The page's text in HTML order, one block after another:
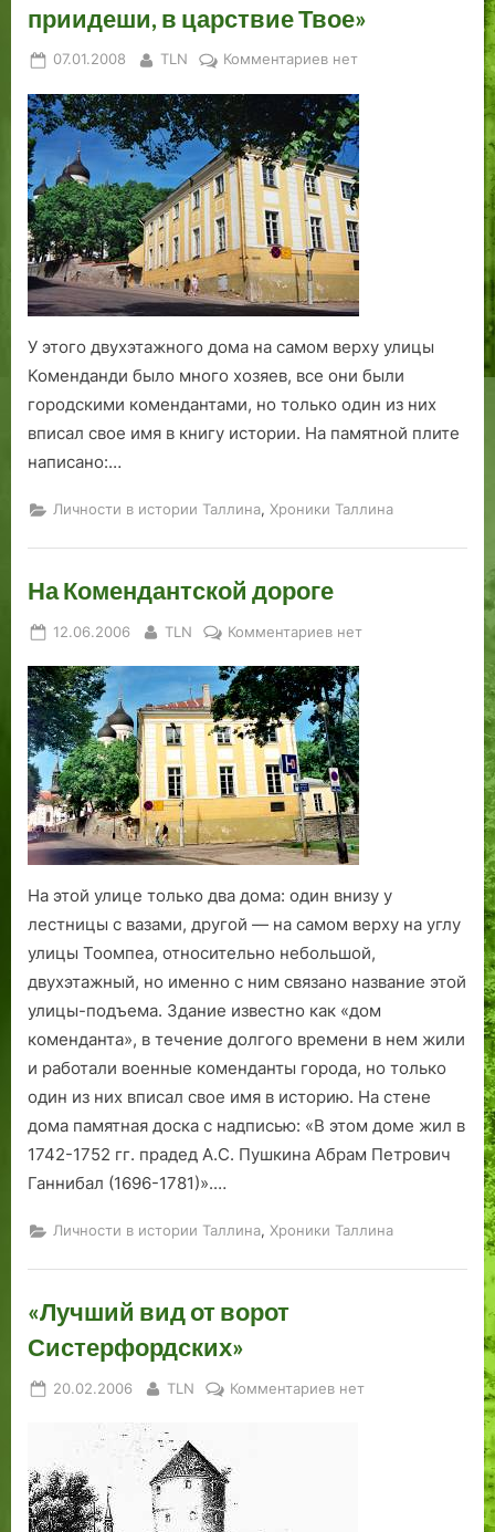
приидеши, в царствие Твое»
Posted
07.01.2008 By
TLN Комментариевк
«Помяни
мя,
Господи,
егда
приидеши,
в
царствие
Твое»
нет
У этого двухэтажного дома на самом верху улицы
Коменданди было много хозяев, все они были
городскими комендантами, но только один из них
вписал свое имя в книгу истории. На памятной плите
написано:…
Личности в истории Таллина, Хроники Таллина
На Комендантской дороге
Posted
12.06.2006 By
TLN Комментариевк
На
Комендантской
дороге
нет
На этой улице только два дома: один внизу у
лестницы с вазами, другой — на самом верху на углу
улицы Тоомпеа, относительно небольшой,
двухэтажный, но именно с ним связано название этой
улицы-подъема. Здание известно как «дом
коменданта», в течение долгого времени в нем жили
и работали военные коменданты города, но только
один из них вписал свое имя в историю. На стене
дома памятная доска с надписью: «В этом доме жил в
1742-1752 гг. прадед А.С. Пушкина Абрам Петрович
Ганнибал (1696-1781)».…
Личности в истории Таллина, Хроники Таллина
«Лучший вид от ворот
Систерфордских»
Posted
20.02.2006 By
TLN Комментариевкнет